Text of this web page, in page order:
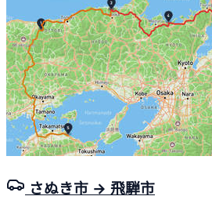
さぬき市 → 飛騨市